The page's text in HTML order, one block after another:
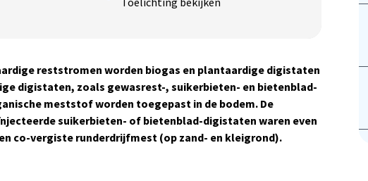
Betrouwbaarheidsscore onderbouwing
Het onderzoek is eenjarig uitgevoerd en
in herhalingen. Het onderzoek is
reststromen worden biogas en plantaardige digistaten
digistaten, zoals gewasrest-, suikerbieten- en bietenblad-
meststof worden toegepast in de bodem. De
suikerbieten- of bietenblad-digistaten waren even
co-vergiste runderdrijfmest (op zand- en kleigrond).